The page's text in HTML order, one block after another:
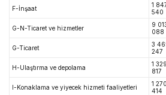
F-İnşaat
1
540
G-N-Ticaret ve hizmetler
9
088
G-Ticaret
3
247
H-Ulaştırma ve depolama
1 329
817
I-Konaklama ve yiyecek hizmeti faaliyetleri
1 270
414